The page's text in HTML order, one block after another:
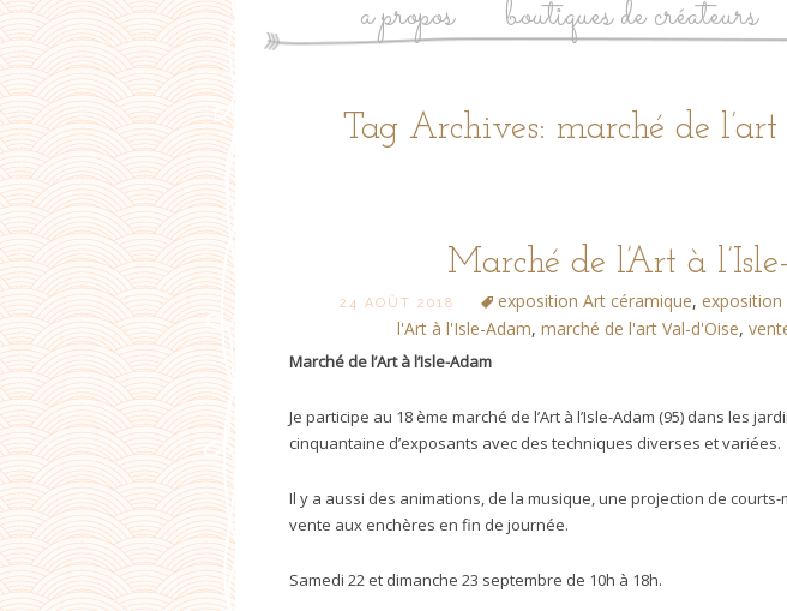
a propos boutiques de créateurs
Tag Archives: marché de l’art
Marché de l’Art à
24 AOÛT 2018 exposition Art céramique, exposition
l'Art à l'Isle-Adam,marché de l'art Val-d'Oise,
Marché de l’Art à l’Isle-Adam
Je participe au 18 ème marché de l’Art à l’Isle-Adam (95) dans les
cinquantaine d’exposants avec des techniques diverses et variées.
Il y a aussi des animations, de la musique, une projection de
vente aux enchères en fin de journée.
Samedi 22 et dimanche 23 septembre de 10h à 18h.